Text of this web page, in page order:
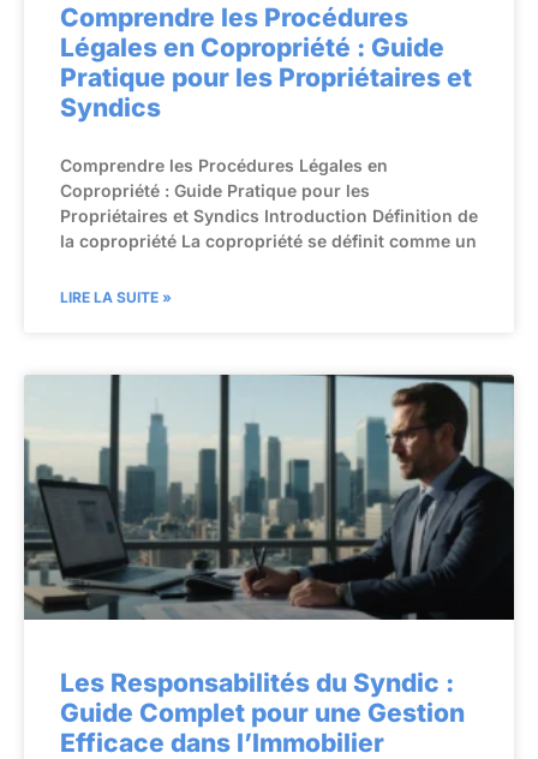
Comprendre les Procédures
Légales en Copropriété : Guide
Pratique pour les Propriétaires et
Syndics
Comprendre les Procédures Légales en
Copropriété : Guide Pratique pour les
Propriétaires et Syndics Introduction Définition de
la copropriété La copropriété se définit comme un
LIRE LA SUITE »
Les Responsabilités du Syndic :
Guide Complet pour une Gestion
Efficace dans l’Immobilier